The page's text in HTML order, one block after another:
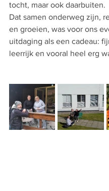
tocht, maar ook daarbuiten.
Dat samen onderweg zijn,
en groeien, was voor ons
uitdaging als een cadeau:
leerrijk en vooral heel erg